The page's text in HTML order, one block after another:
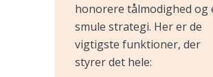
honorere tålmodighed og
smule strategi. Her er de
vigtigste funktioner, der
styrer det hele: